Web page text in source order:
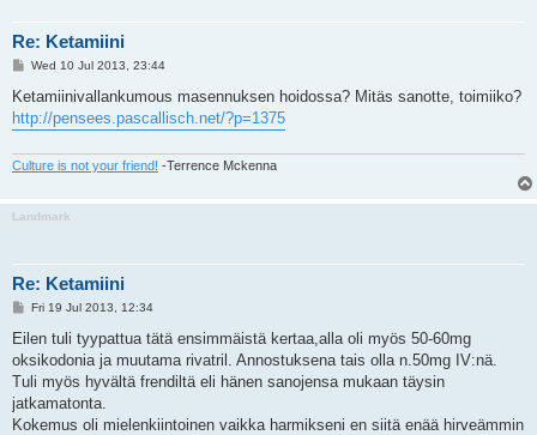
Re: Ketamiini
P
s
Wed 10 Jul 2013, 23:44
Ketamiinivallankumous masennuksen hoidossa? Mitäs sanotte, toimiiko?
http://pensees.pascallisch.net/?p=1375
Culture is not your friend! -Terrence Mckenna
Landmark
Re: Ketamiini
P
s
Fri 19 Jul 2013, 12:34
Eilen tuli tyypattua tätä ensimmäistä kertaa,alla oli myös 50-60mg
oksikodonia ja muutama rivatril. Annostuksena tais olla n.50mg IV:nä.
Tuli myös hyvältä frendiltä eli hänen sanojensa mukaan täysin
jatkamatonta.
Kokemus oli mielenkiintoinen vaikka harmikseni en siitä enää hirveämmin